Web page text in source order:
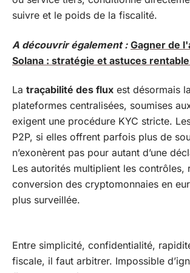
suivre et le poids de la fiscalité.
A découvrir également : Gagner de
Solana : stratégie et astuces
La traçabilité des flux est désormais
plateformes centralisées, soumises
exigent une procédure KYC stricte.
P2P, si elles offrent parfois plus de
n’exonèrent pas pour autant d’une
Les autorités multiplient les contrôles,
conversion des cryptomonnaies en
plus surveillée.
Entre simplicité, confidentialité,
fiscale, il faut arbitrer. Impossible